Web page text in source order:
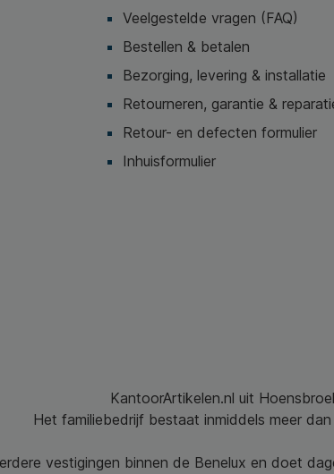
Veelgestelde vragen (FAQ)
Bestellen & betalen
Bezorging, levering & installatie
Retourneren, garantie &
Retour- en defecten formulier
Inhuisformulier
KantoorArtikelen.nl uit
Het familiebedrijf bestaat inmiddels meer
vestigingen binnen de Benelux en doet